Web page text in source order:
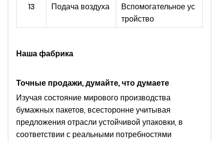
13
Подача воздуха
Вспомогательное ус
тройство
Наша фабрика
Точные продажи, думайте, что думаете
Изучая состояние мирового производства
бумажных пакетов, всесторонне учитывая
предложения отрасли устойчивой упаковки, в
соответствии с реальными потребностями